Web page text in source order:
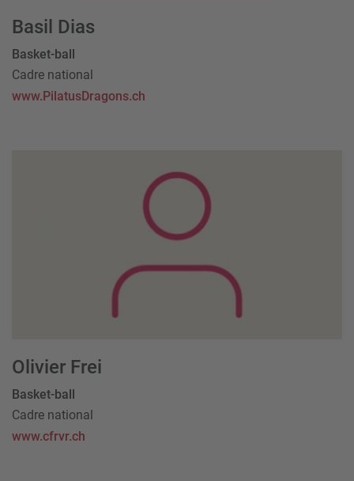
Basil Dias
Basket-ball
Cadre national
www.PilatusDragons.ch
Olivier Frei
Basket-ball
Cadre national
www.cfrvr.ch